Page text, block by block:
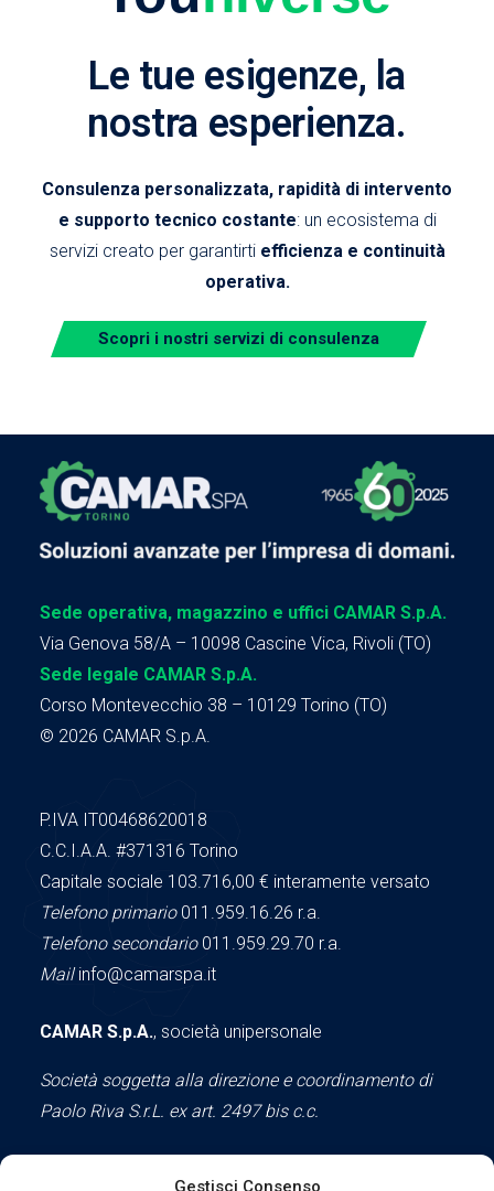
Gestisci Consenso
Le tue esigenze, la
nostra esperienza.
Consulenza personalizzata, rapidità di intervento
e supporto tecnico costante: un ecosistema di
servizi creato per garantirti efficienza e continuità
operativa.
Scopri i nostri servizi di consulenza
Sede operativa, magazzino e uffici CAMAR S.p.A.
Via Genova 58/A – 10098 Cascine Vica, Rivoli (TO)
Sede legale CAMAR S.p.A.
Corso Montevecchio 38 – 10129 Torino (TO)
© 2026 CAMAR S.p.A.
P.IVA IT00468620018
C.C.I.A.A. #371316 Torino
Capitale sociale 103.716,00 € interamente versato
Telefono primario011.959.16.26 r.a.
Telefono secondario011.959.29.70 r.a.
Mailinfo@camarspa.it
CAMAR S.p.A., società unipersonale
Società soggetta alla direzione e coordinamento di
Paolo Riva S.r.L. ex art. 2497 bis c.c.